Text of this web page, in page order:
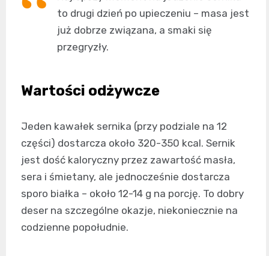
to drugi dzień po upieczeniu – masa jest
już dobrze związana, a smaki się
przegryzły.
Wartości odżywcze
Jeden kawałek sernika (przy podziale na 12
części) dostarcza około 320-350 kcal. Sernik
jest dość kaloryczny przez zawartość masła,
sera i śmietany, ale jednocześnie dostarcza
sporo białka – około 12-14 g na porcję. To dobry
deser na szczególne okazje, niekoniecznie na
codzienne popołudnie.